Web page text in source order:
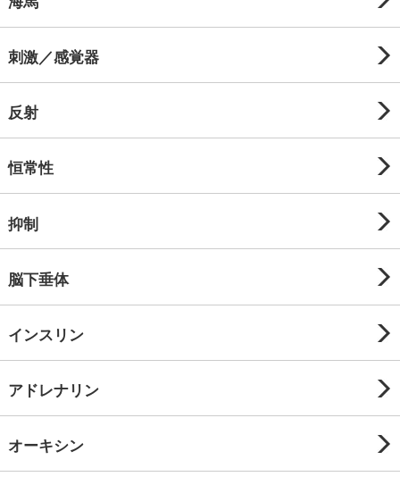
刺激／感覚器
反射
恒常性
抑制
脳下垂体
インスリン
アドレナリン
オーキシン